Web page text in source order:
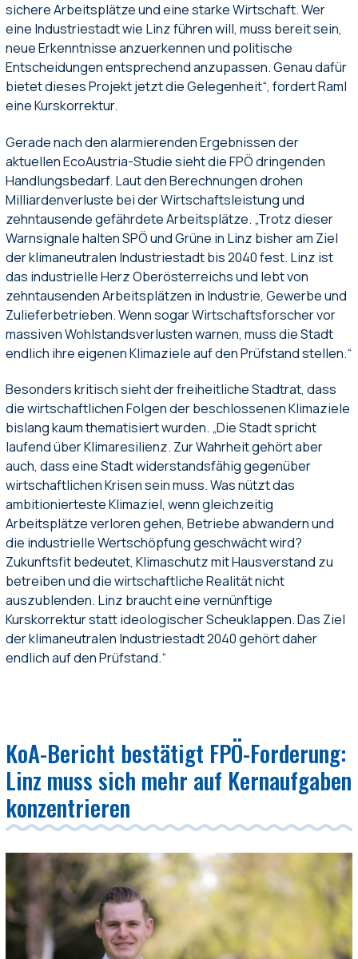
sichere Arbeitsplätze und eine starke Wirtschaft. Wer
eine Industriestadt wie Linz führen will, muss bereit sein,
neue Erkenntnisse anzuerkennen und politische
Entscheidungen entsprechend anzupassen. Genau dafür
bietet dieses Projekt jetzt die Gelegenheit“, fordert Raml
eine Kurskorrektur.
Gerade nach den alarmierenden Ergebnissen der
aktuellen EcoAustria-Studie sieht die FPÖ dringenden
Handlungsbedarf. Laut den Berechnungen drohen
Milliardenverluste bei der Wirtschaftsleistung und
zehntausende gefährdete Arbeitsplätze. „Trotz dieser
Warnsignale halten SPÖ und Grüne in Linz bisher am Ziel
der klimaneutralen Industriestadt bis 2040 fest. Linz ist
das industrielle Herz Oberösterreichs und lebt von
zehntausenden Arbeitsplätzen in Industrie, Gewerbe und
Zulieferbetrieben. Wenn sogar Wirtschaftsforscher vor
massiven Wohlstandsverlusten warnen, muss die Stadt
endlich ihre eigenen Klimaziele auf den Prüfstand stellen.“
Besonders kritisch sieht der freiheitliche Stadtrat, dass
die wirtschaftlichen Folgen der beschlossenen Klimaziele
bislang kaum thematisiert wurden. „Die Stadt spricht
laufend über Klimaresilienz. Zur Wahrheit gehört aber
auch, dass eine Stadt widerstandsfähig gegenüber
wirtschaftlichen Krisen sein muss. Was nützt das
ambitionierteste Klimaziel, wenn gleichzeitig
Arbeitsplätze verloren gehen, Betriebe abwandern und
die industrielle Wertschöpfung geschwächt wird?
Zukunftsfit bedeutet, Klimaschutz mit Hausverstand zu
betreiben und die wirtschaftliche Realität nicht
auszublenden. Linz braucht eine vernünftige
Kurskorrektur statt ideologischer Scheuklappen. Das Ziel
der klimaneutralen Industriestadt 2040 gehört daher
endlich auf den Prüfstand.“
KoA-Bericht bestätigt FPÖ-Forderung:
Linz muss sich mehr auf Kernaufgaben
konzentrieren